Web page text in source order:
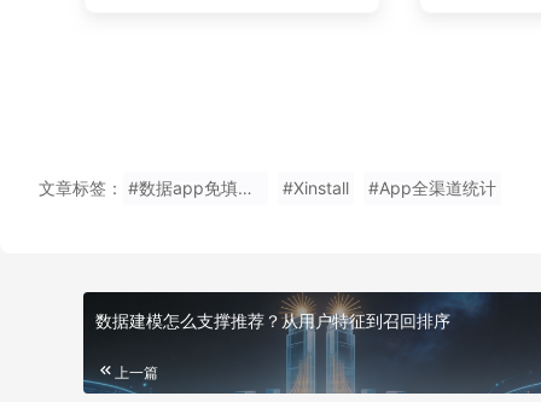
文章标签： #数据app免填推广码软件使用 #Xinstall #App全渠道统计
数据建模怎么支撑推荐？从用户特征到召回排序
上一篇